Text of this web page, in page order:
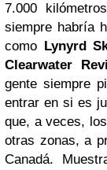
7.000
siempre habría
como Lynyrd
Clearwater
gente siempre
entrar en si es
que, a veces,
otras zonas, a
Canadá.